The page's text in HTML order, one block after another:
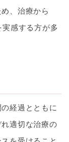
、治療から
感する方が多
経過とともに
適切な治療の